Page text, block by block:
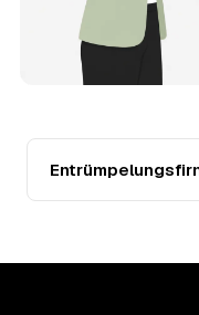
den Preis nach
Festpreis nennt
Beschreibung.
Werden
Seit 2020 verlief die
%), mit dem
Prognose lässt sich
zeigen: Wer